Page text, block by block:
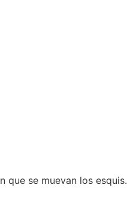
se muevan los esquis.